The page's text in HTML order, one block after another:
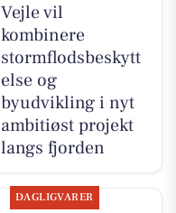
Vejle vil
kombinere
stormflodsbeskytt
else og
byudvikling i nyt
ambitiøst projekt
langs fjorden
DAGLIGVARER